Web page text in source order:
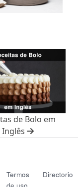
de Bolo em
Inglês
Termos
de uso
Directorio